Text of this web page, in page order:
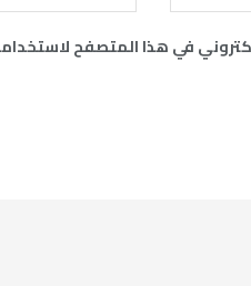
في هذا المتصفح